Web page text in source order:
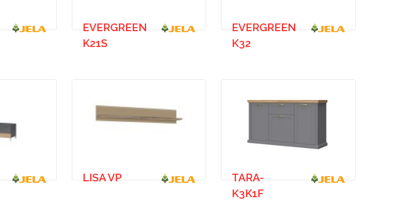
EVERGREEN
K21S
EVERGREEN
K32
LISA VP
TARA-
K3K1F